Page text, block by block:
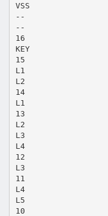
VSS
--
--
16
KEY
15
L1
L2
14
L1
13
L2
L3
L4
12
L3
11
L4
L5
10